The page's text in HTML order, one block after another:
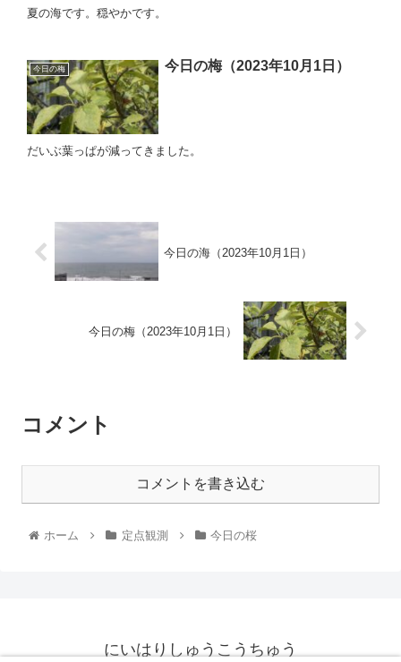
夏の海です。穏やかです。
今日の梅 今日の梅（2023年10月1日）
だいぶ葉っぱが減ってきました。
今日の海（2023年10月1日）
今日の梅（2023年10月1日）
コメント
コメントを書き込む
ホーム 定点観測 今日の桜
にいはりしゅうこうちゅう